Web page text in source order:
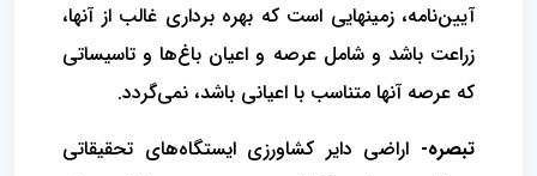
آیین‌نامه، زمینهایی است که بهره برداری غالب از آنها،
زراعت باشد و شامل عرصه و اعیان باغ‌ها و تاسیساتی
که عرصه آنها متناسب با اعیانی باشد، نمی‌گردد.
تبصره- اراضی دایر کشاورزی ایستگاه‌های تحقیقاتی